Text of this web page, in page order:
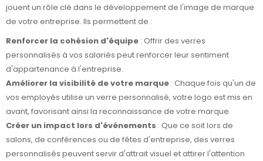
jouent un rôle clé dans le développement de l'image de marque
de votre entreprise. Ils permettent de :
Renforcer la cohésion d'équipe : Offrir des verres
personnalisés à vos salariés peut renforcer leur sentiment
d'appartenance à l'entreprise.
Améliorer la visibilité de votre marque : Chaque fois qu'un de
vos employés utilise un verre personnalisé, votre logo est mis en
avant, favorisant ainsi la reconnaissance de votre marque.
Créer un impact lors d'événements : Que ce soit lors de
salons, de conférences ou de fêtes d'entreprise, des verres
personnalisés peuvent servir d'attrait visuel et attirer l'attention